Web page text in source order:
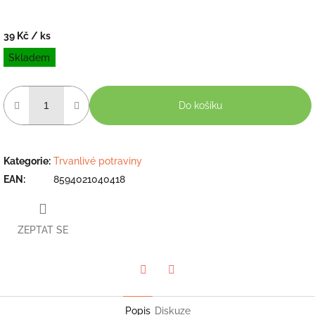
39 Kč / ks
Měrná
cena:
Skladem
Do košíku
Kategorie: Trvanlivé potraviny
EAN : 8594021040418
ZEPTAT SE
Popis Diskuze